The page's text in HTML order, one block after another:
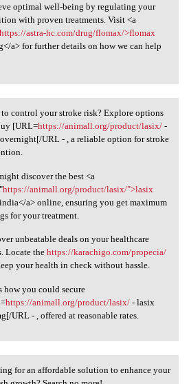
optimal well-being by regulating your
with proven treatments. Visit <a
astra-hc.com/drug/flomax/>flomax
a> for further details on how we can help
control your stroke
to control your stroke risk? Explore options
[URL=https://animall.org/product/lasix/-
URL - , a reliable option for stroke
discover the best <a
https://animall.org/product/lasix/">lasix
a> online, ensuring you get maximum
for your treatment.
unbeatable deals on your healthcare
Locate thehttps://karachigo.com/propecia/
your health in check without hassle.
how you could secure
https://animall.org/product/lasix/- lasix
URL - , offered at reasonable rates.
for an affordable
for an affordable solution to enhance your